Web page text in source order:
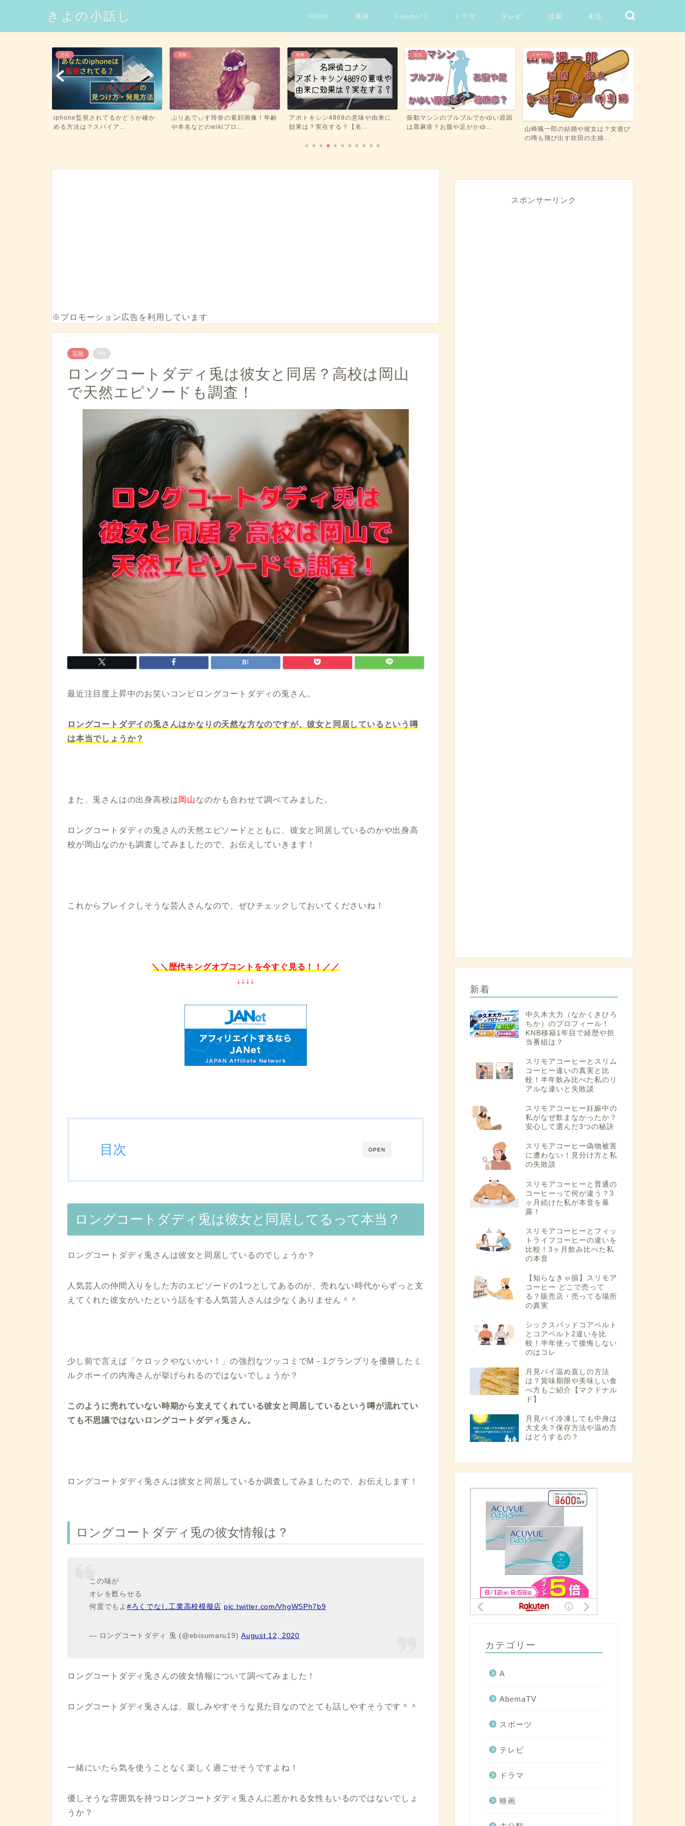
きよの小話し HOME 映画 AbemaTV ドラマ テレビ 芸能 生活
生活
iphone監視されてるかどうか確か
める方法は？スパイア...
芸能
ぷりあでぃす玲奈の素顔画像！年齢
や本名などのwikiプロ...
映画
アポトキシン4869の意味や由来に
効果は？実在する？【名...
生活
振動マシンのブルブルでかゆい原因
は蕁麻疹？お腹や足がかゆ...
スポーツ
山崎颯一郎の結婚や彼女は？女遊び
の噂も飛び出す吹田の主婦...
※プロモーション広告を利用しています
芸能 PR
ロングコートダディ兎は彼女と同居？高校は岡山
で天然エピソードも調査！
最近注目度上昇中のお笑いコンビロングコートダディの兎さん。
ロングコートダデイの兎さんはかなりの天然な方なのですが、彼女と同居しているという噂
は本当でしょうか？
また、兎さんはの出身高校は岡山なのかも合わせて調べてみました。
ロングコートダディの兎さんの天然エピソードとともに、彼女と同居しているのかや出身高
校が岡山なのかも調査してみましたので、お伝えしていきます！
これからブレイクしそうな芸人さんなので、ぜひチェックしておいてくださいね！
＼＼歴代キングオブコントを今すぐ見る ！！／／
↓↓↓↓
OPEN
目次
ロングコートダディ兎は彼女と同居してるって本当？
ロングコートダディ兎さんは彼女と同居しているのでしょうか？
人気芸人の仲間入りをした方のエピソードの1つとしてあるのが、売れない時代からずっと支
えてくれた彼女がいたという話をする人気芸人さんは少なくありません＾＾
少し前で言えば「ケロックやないかい！」の強烈なツッコミでM－1グランプリを優勝したミ
ルクボーイの内海さんが挙げられるのではないでしょうか？
このように売れていない時期から支えてくれている彼女と同居しているという噂が流れてい
ても不思議ではないロングコートダディ兎さん。
ロングコートダディ兎さんは彼女と同居しているか調査してみましたので、お伝えします！
ロングコートダディ兎の彼女情報は？
この味が
オレを甦らせる
何度でもよ #ろくでなし工業高校模擬店 pic.twitter.com/VhgWSPh7b9
— ロングコートダディ 兎 (@ebisumaru19)August 12, 2020
ロングコートダディ兎さんの彼女情報について調べてみました！
ロングコートダディ兎さんは、親しみやすそうな見た目なのでとても話しやすそうです＾＾
一緒にいたら気を使うことなく楽しく過ごせそうですよね！
優しそうな雰囲気を持つロングコートダディ兎さんに惹かれる女性もいるのではないでしょ
うか？
スポンサーリンク
新着
中久木大力（なかくきひろ
ちか）のプロフィール！
KNB移籍1年目で経歴や担
当番組は？
スリモアコーヒーとスリム
コーヒー違いの真実と比
較！半年飲み比べた私のリ
アルな違いと失敗談
スリモアコーヒー妊娠中の
私がなぜ飲まなかったか？
安心して選んだ3つの秘訣
スリモアコーヒー偽物被害
に遭わない！見分け方と私
の失敗談
スリモアコーヒーと普通の
コーヒーって何が違う？3
ヶ月続けた私が本音を暴
露！
スリモアコーヒーとフィッ
トライフコーヒーの違いを
比較！3ヶ月飲み比べた私
の本音
【知らなきゃ損】スリモア
コーヒー どこで売って
る？販売店・売ってる場所
の真実
シックスパッドコアベルト
とコアベルト2違いを比
較！半年使って後悔しない
のはコレ
月見パイ温め直しの方法
は？賞味期限や美味しい食
べ方もご紹介【マクドナル
ド】
月見パイ冷凍しても中身は
大丈夫？保存方法や温め方
はどうするの？
カテゴリー
A
AbemaTV
スポーツ
テレビ
ドラマ
映画